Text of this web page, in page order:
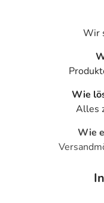
Dosierung für Ihre
spezielle Erkrankung
besten mit Ihrem Arzt:
Die Gesamtdosis
Wir
Wie
Alles
Wie